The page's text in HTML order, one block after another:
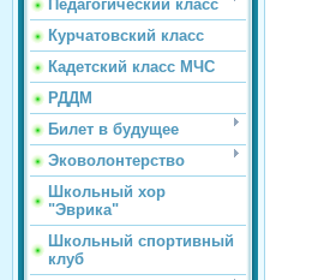
Педагогический класс
Курчатовский класс
Кадетский класс МЧС
РДДМ
Билет в будущее
Эковолонтерство
Школьный хор
"Эврика"
Школьный спортивный
клуб